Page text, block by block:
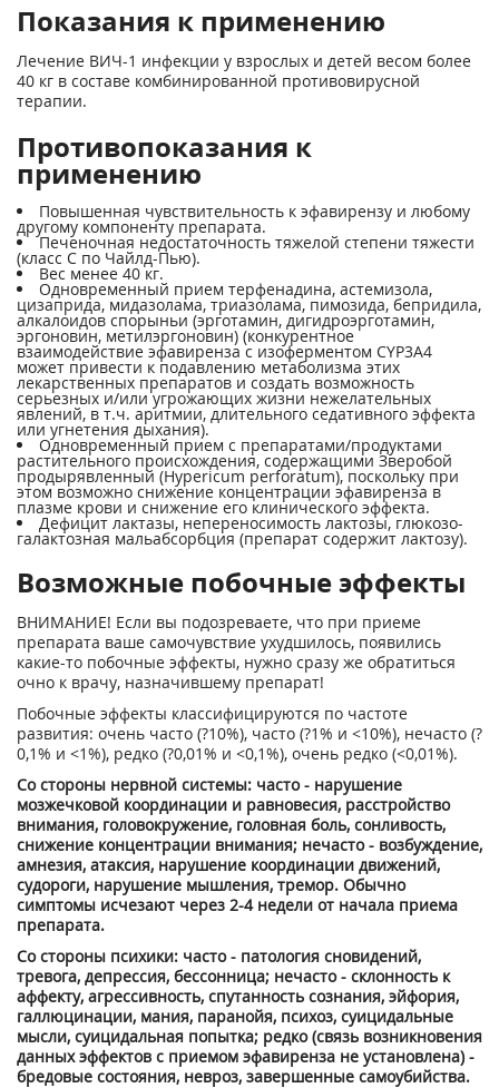
Показания к применению
Лечение ВИЧ-1 инфекции у взрослых и детей весом более
40 кг в составе комбинированной противовирусной
терапии.
Противопоказания к
применению
Повышенная чувствительность к эфавирензу и любому
другому компоненту препарата.
Печеночная недостаточность тяжелой степени тяжести
(класс С по Чайлд-Пью).
Вес менее 40 кг.
Одновременный прием терфенадина, астемизола,
цизаприда, мидазолама, триазолама, пимозида, бепридила,
алкалоидов спорыньи (эрготамин, дигидроэрготамин,
эргоновин, метилэргоновин) (конкурентное
взаимодействие эфавиренза с изоферментом CYP3A4
может привести к подавлению метаболизма этих
лекарственных препаратов и создать возможность
серьезных и/или угрожающих жизни нежелательных
явлений, в т.ч. аритмии, длительного седативного эффекта
или угнетения дыхания).
Одновременный прием с препаратами/продуктами
растительного происхождения, содержащими Зверобой
продырявленный (Hypericum perforatum), поскольку при
этом возможно снижение концентрации эфавиренза в
плазме крови и снижение его клинического эффекта.
Дефицит лактазы, непереносимость лактозы, глюкозо-
галактозная мальабсорбция (препарат содержит лактозу).
Возможные побочные эффекты
ВНИМАНИЕ! Если вы подозреваете, что при приеме
препарата ваше самочувствие ухудшилось, появились
какие-то побочные эффекты, нужно сразу же обратиться
очно к врачу, назначившему препарат!
Побочные эффекты классифицируются по частоте
развития: очень часто (?10%), часто (?1% и <10%), нечасто (?
0,1% и <1%), редко (?0,01% и <0,1%), очень редко (<0,01%).
Со стороны нервной системы: часто - нарушение
мозжечковой координации и равновесия, расстройство
внимания, головокружение, головная боль, сонливость,
снижение концентрации внимания; нечасто - возбуждение,
амнезия, атаксия, нарушение координации движений,
судороги, нарушение мышления, тремор. Обычно
симптомы исчезают через 2-4 недели от начала приема
препарата.
Со стороны психики: часто - патология сновидений,
тревога, депрессия, бессонница; нечасто - склонность к
аффекту, агрессивность, спутанность сознания, эйфория,
галлюцинации, мания, паранойя, психоз, суицидальные
мысли, суицидальная попытка; редко (связь возникновения
данных эффектов с приемом эфавиренза не установлена) -
бредовые состояния, невроз, завершенные самоубийства.